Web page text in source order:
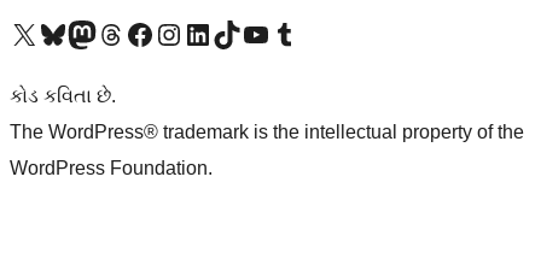
અમારા X (અગાઉ ટ્વિટર) એકાઉન્ટની મુલાકાત લોઅમારા Bluesky એકાઉન્ટની મુલાકાત લોઅમારા માસ્ટોડોન એકાઉન્ટની મુલાકાત લોઅમારા Threads એકાઉન્ટની મુલાકાત લો અમારા ફેસબુક પેજની મુલાકાત લોઅમારા ઇન્સ્ટાગ્રામ એકાઉન્ટની મુલાકાત લો અમારા LinkedIn એકાઉન્ટની મુલાકાત લોઅમારા TikTok એકાઉન્ટની મુલાકાત લોઅમારી YouTube ચેનલની મુલાકાત લો અમારા Tumblr એકાઉન્ટની મુલાકાત લો
કોડ કવિતા છે.
The WordPress® trademark is the intellectual property of the
WordPress Foundation.